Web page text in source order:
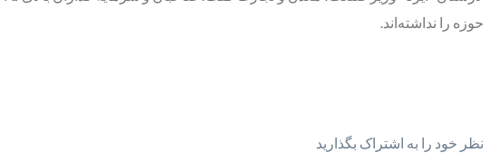
حوزه را نداشته‌اند.
نظر خود را به اشتراک بگذارید